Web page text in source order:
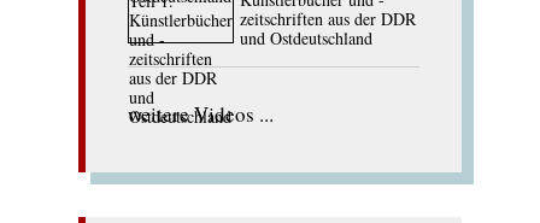
zeitschriften aus der DDR
und Ostdeutschland
weitere Videos ...